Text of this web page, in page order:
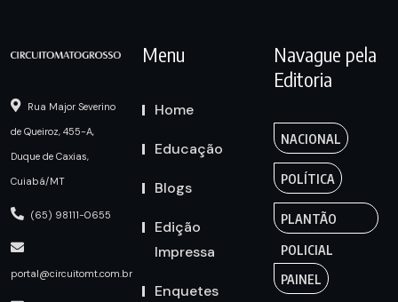
Rua Major Severino
de Queiroz, 455-A,
Duque de Caxias,
Cuiabá/MT
(65) 98111-0655
portal@circuitomt.com.br
Menu
Home
Educação
Blogs
Edição
Impressa
Enquetes
Navague pela
Editoria
NACIONAL
POLÍTICA
PLANTÃO
POLICIAL
PAINEL